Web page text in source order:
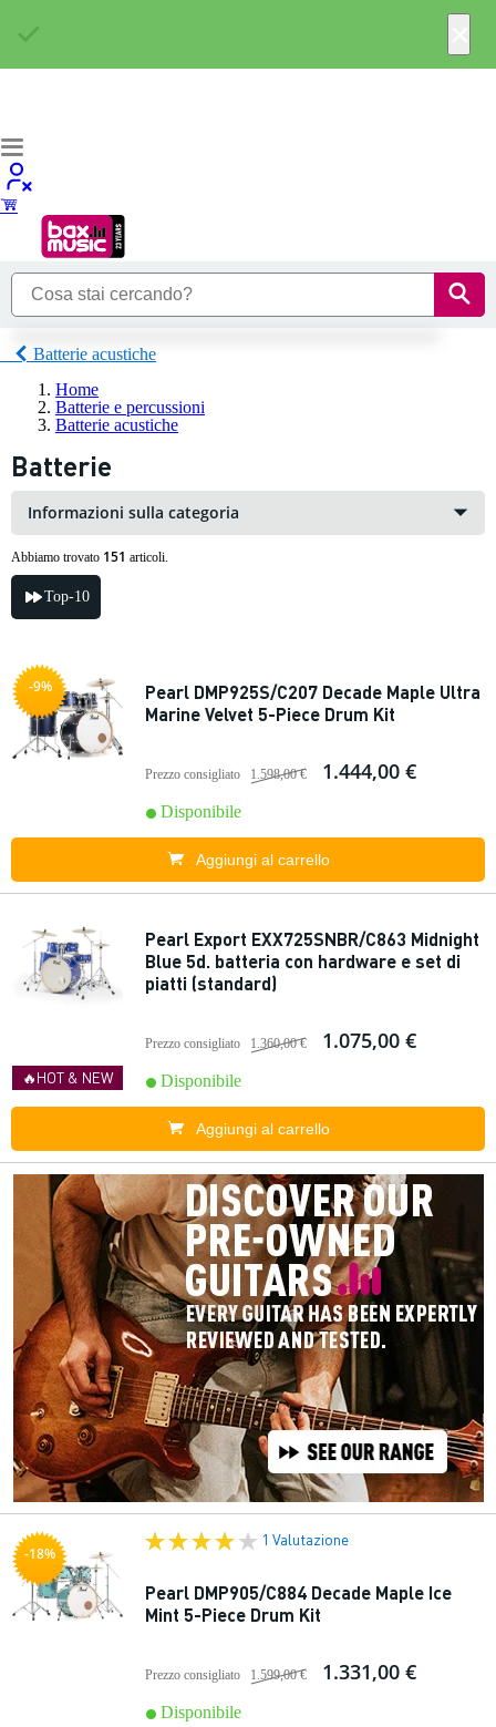
Batterie acustiche
Home
Batterie e percussioni
Batterie acustiche
Batterie
Informazioni sulla categoria
Abbiamo trovato 151 articoli.
Top-10
-9%
Pearl DMP925S/C207 Decade Maple Ultra
Marine Velvet 5-Piece Drum Kit
Prezzo consigliato 1.598,00 € 1.444,00 €
Disponibile
Aggiungi al carrello
🔥HOT & NEW
Pearl Export EXX725SNBR/C863 Midnight
Blue 5d. batteria con hardware e set di
piatti (standard)
Prezzo consigliato 1.360,00 € 1.075,00 €
Disponibile
Aggiungi al carrello
-18%
1 Valutazione
Pearl DMP905/C884 Decade Maple Ice
Mint 5-Piece Drum Kit
Prezzo consigliato 1.599,00 € 1.331,00 €
Disponibile